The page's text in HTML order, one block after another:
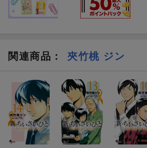
関連商品 ： 夾竹桃 ジン